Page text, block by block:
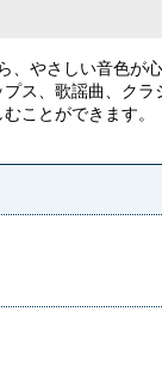
、やさしい音色が
ス、歌謡曲、クラ
ことができます。